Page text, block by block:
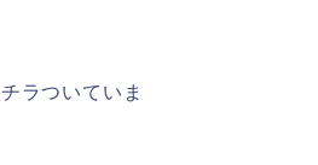
チラついていま